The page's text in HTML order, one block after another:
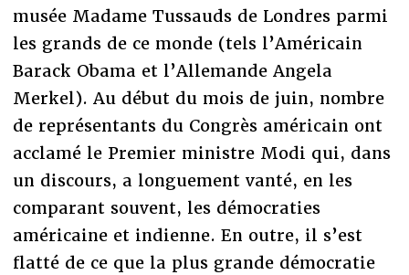
musée Madame Tussauds de Londres parmi
les grands de ce monde (tels l’Américain
Barack Obama et l’Allemande Angela
Merkel). Au début du mois de juin, nombre
de représentants du Congrès américain ont
acclamé le Premier ministre Modi qui, dans
un discours, a longuement vanté, en les
comparant souvent, les démocraties
américaine et indienne. En outre, il s’est
flatté de ce que la plus grande démocratie